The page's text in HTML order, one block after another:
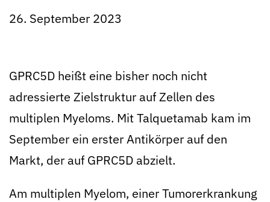
26. September 2023
GPRC5D heißt eine bisher noch nicht
adressierte Zielstruktur auf Zellen des
multiplen Myeloms. Mit Talquetamab kam im
September ein erster Antikörper auf den
Markt, der auf GPRC5D abzielt.
Am multiplen Myelom, einer Tumorerkrankung